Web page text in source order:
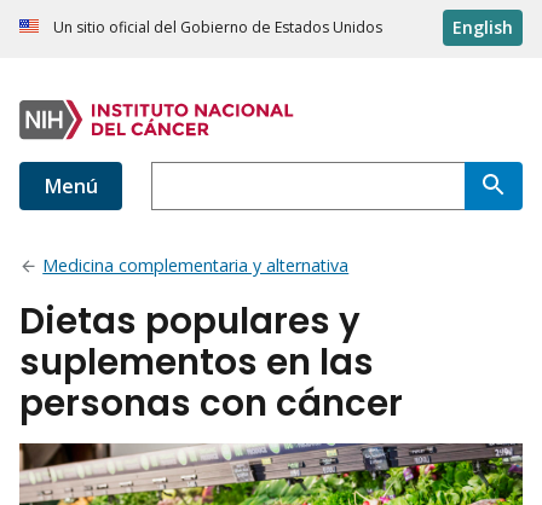
Un sitio oficial del Gobierno de Estados Unidos English
Menú
Medicina complementaria y alternativa
Dietas populares y
suplementos en las
personas con cáncer